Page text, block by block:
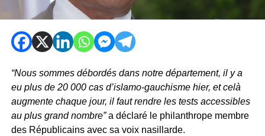
“Nous sommes débordés dans notre département, il y a
eu plus de 20 000 cas d’islamo-gauchisme hier, et celà
augmente chaque jour, il faut rendre les tests accessibles
au plus grand nombre”a déclaré le philanthrope membre
des Républicains avec sa voix nasillarde.